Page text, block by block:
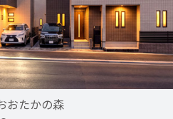
おたかの森